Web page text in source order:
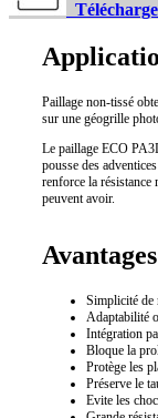
Paillage non-tissé
sur une géogrille
Le paillage ECO
pousse des
renforce la résistance
peuvent avoir.
Avantages
Simplicité de
Adaptabilité
Intégration
Bloque la
Protège les
Préserve le
Evite les